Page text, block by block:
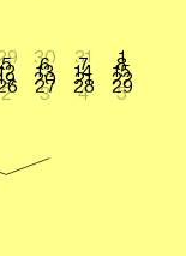
30 31 1
5 6 7 8
13 14 15
20 21 22
27 28 29
2 3 4 5